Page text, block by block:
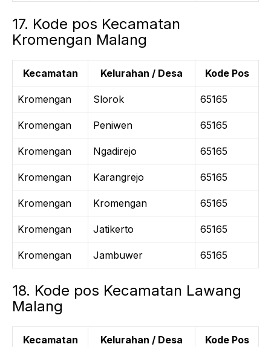
17. Kode pos Kecamatan
Kromengan Malang
Kecamatan Kelurahan / Desa Kode Pos
Kromengan Slorok 65165
Kromengan Peniwen 65165
Kromengan Ngadirejo 65165
Kromengan Karangrejo 65165
Kromengan Kromengan 65165
Kromengan Jatikerto 65165
Kromengan Jambuwer 65165
18. Kode pos Kecamatan Lawang
Malang
Kecamatan Kelurahan / Desa Kode Pos